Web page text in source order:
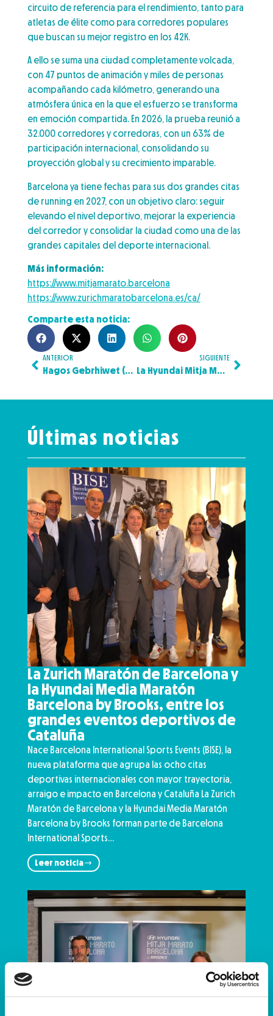
circuito de referencia para el rendimiento, tanto para
atletas de élite como para corredores populares
que buscan su mejor registro en los 42K.
A ello se suma una ciudad completamente volcada,
con 47 puntos de animación y miles de personas
acompañando cada kilómetro, generando una
atmósfera única en la que el esfuerzo se transforma
en emoción compartida. En 2026, la prueba reunió a
32.000 corredores y corredoras, con un 63% de
participación internacional, consolidando su
proyección global y su crecimiento imparable.
Barcelona ya tiene fechas para sus dos grandes citas
de running en 2027, con un objetivo claro: seguir
elevando el nivel deportivo, mejorar la experiencia
del corredor y consolidar la ciudad como una de las
grandes capitales del deporte internacional.
Más información:
https://www.mitjamarato.barcelona
https://www.zurichmaratobarcelona.es/ca/
Comparte esta noticia:
ANTERIOR
Hagos Gebrhiwet (58:05) y Loice Chemnung (1:04:00) ganan una edición marcada por el récord de participación
SIGUIENTE
La Hyundai Mitja Marató Barcelona by Brooks abre inscripciones con 40.000 dorsales disponibles
Últimas noticias
La Zurich Maratón de Barcelona y
la Hyundai Media Maratón
Barcelona by Brooks, entre los
grandes eventos deportivos de
Cataluña
Nace Barcelona International Sports Events (BISE), la
nueva plataforma que agrupa las ocho citas
deportivas internacionales con mayor trayectoria,
arraigo e impacto en Barcelona y Cataluña La Zurich
Maratón de Barcelona y la Hyundai Media Maratón
Barcelona by Brooks forman parte de Barcelona
International Sports…
Leer noticia